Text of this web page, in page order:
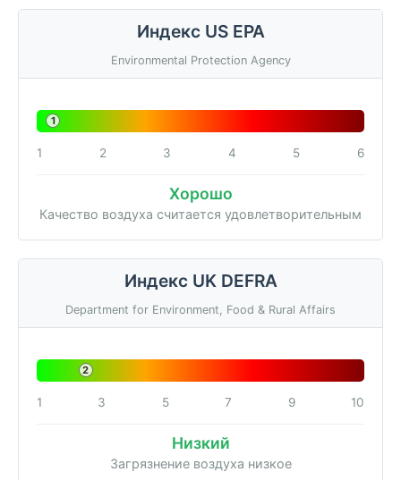
Индекс US EPA
Environmental Protection Agency
1
1 2 3 4 5 6
Хорошо
Качество воздуха считается удовлетворительным
Индекс UK DEFRA
Department for Environment, Food & Rural Affairs
2
1 3 5 7 9 10
Низкий
Загрязнение воздуха низкое